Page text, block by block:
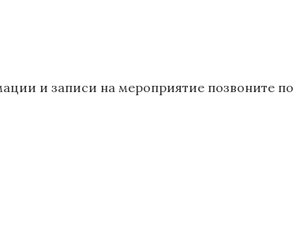
и записи на мероприятие позвоните по